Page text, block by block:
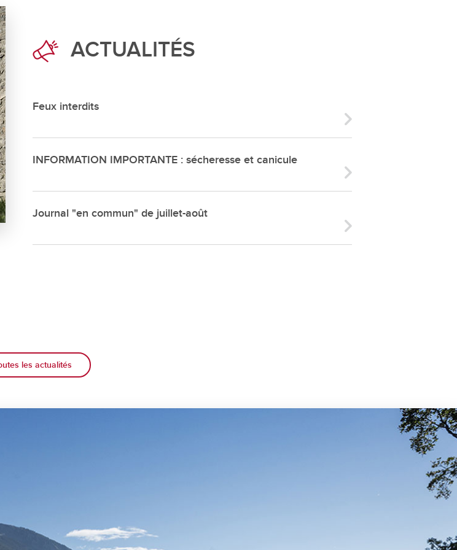
Annuaire communal
ACTUALITÉS
Feux interdits
INFORMATION IMPORTANTE : sécheresse et canicule
Journal "en commun" de juillet-août
les actualités